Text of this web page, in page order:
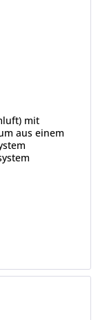
mit
aus einem